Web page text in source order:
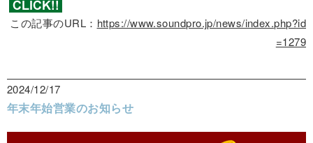
この記事のURL： https://www.soundpro.jp/news/index.php?id
=1279
2024/12/17
年末年始営業のお知らせ